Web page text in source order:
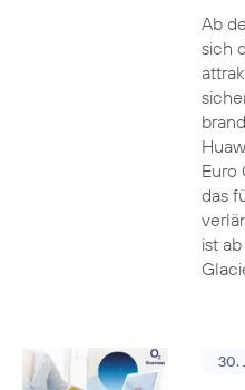
Ab
sich
Euro
das
ist
30.